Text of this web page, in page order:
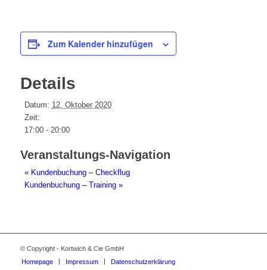
Zum Kalender hinzufügen
Details
Datum: 12. Oktober 2020
Zeit:
17:00 - 20:00
Veranstaltungs-Navigation
«Kundenbuchung – Checkflug
Kundenbuchung – Training »
© Copyright - Kortwich & Cie GmbH
Homepage
Impressum Datenschutzerklärung